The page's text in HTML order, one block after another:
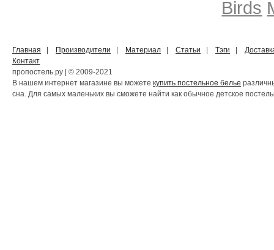
Birds
Главная Производители Материал Статьи Тэги
Контакт
пропостель.ру | © 2009-2021
В нашем интернет магазине вы можете купить постельное белье
сна. Для самых маленьких вы сможете найти как обычное детское